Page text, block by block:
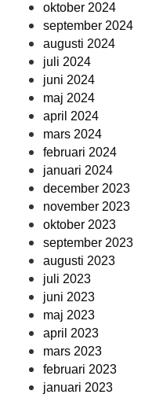
oktober 2024
september 2024
augusti 2024
juli 2024
juni 2024
maj 2024
april 2024
mars 2024
februari 2024
januari 2024
december 2023
november 2023
oktober 2023
september 2023
augusti 2023
juli 2023
juni 2023
maj 2023
april 2023
mars 2023
februari 2023
januari 2023